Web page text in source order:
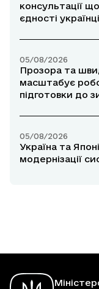
консультації
єдності
05/08/2026
Прозора та
масштабує
підготовки до
05/08/2026
Україна та
модернізації